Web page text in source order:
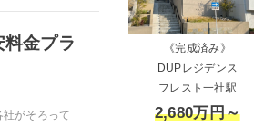
金プラ
がそろって
《完成済み》
DUPレジデンス
フレスト一社駅
2,680万円～